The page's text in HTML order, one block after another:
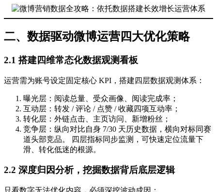
二、数据驱动微博运营四大优化策略
2.1 搭建四维常态化数据观测看板
运营需为账号设定固定核心 KPI，搭建四层数据观测体系：
曝光层：阅读总量、受众画像、阅读完成率；
互动层：转发 / 评论 / 点赞 / 收藏四项互动率；
转化层：外链点击、主页访问、新增粉丝；
竞争层：纵向对比自身 7/30 天历史数据，横向对标同赛
道头部竞品。 四层指标同步监测，可快速定位流量下
滑、转化低迷的根源。
2.2 深度归因分析，挖掘数据背后底层逻辑